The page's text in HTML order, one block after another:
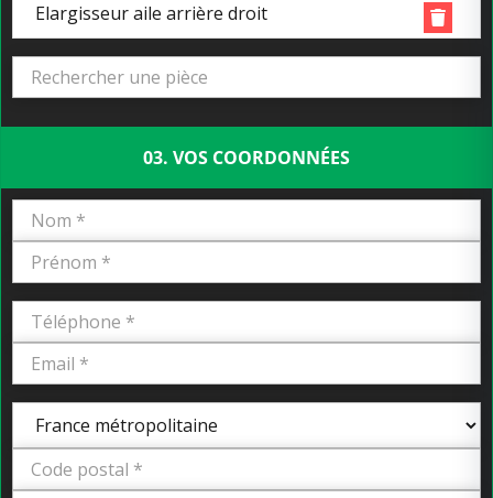
Elargisseur aile arrière droit
03. VOS COORDONNÉES